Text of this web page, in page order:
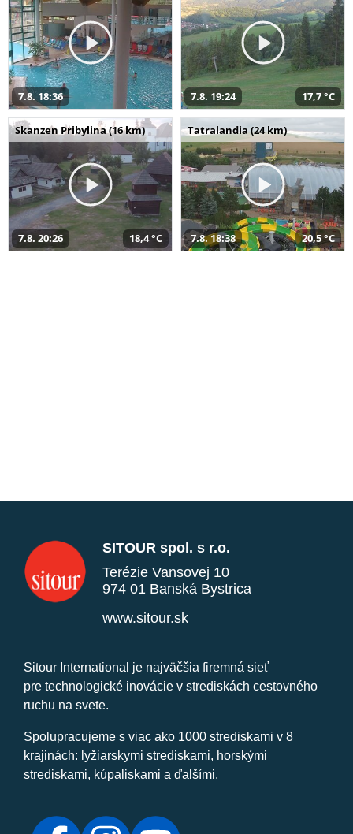
7.8. 18:36 7.8. 19:24 17,7 °C
Skanzen Pribylina (16 km)
7.8. 20:26 18,4 °C
Tatralandia (24 km)
7.8. 18:38 20,5 °C
SITOUR spol. s r.o.
Terézie Vansovej 10
974 01 Banská Bystrica
www.sitour.sk
Sitour International je najväčšia firemná sieť
pre technologické inovácie v strediskách cestovného
ruchu na svete.
Spolupracujeme s viac ako 1000 strediskami v 8
krajinách: lyžiarskymi strediskami, horskými
strediskami, kúpaliskami a ďalšími.